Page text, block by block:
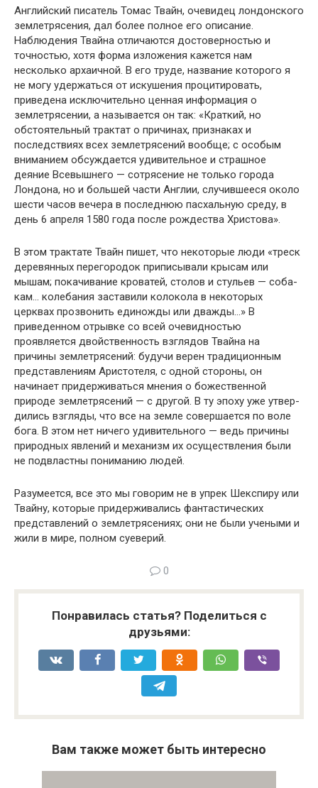
Английский писатель Томас Твайн, очевидец лондон­ского
землетрясения, дал более полное его описание.
Наблюдения Твайна отличаются достоверностью и
точно­стью, хотя форма изложения кажется нам
несколько архаичной. В его труде, название которого я
не могу удержаться от искушения процитировать,
приведена ис­ключительно ценная информация о
землетрясении, а на­зывается он так: «Краткий, но
обстоятельный трактат о причинах, признаках и
последствиях всех землетрясений вообще; с особым
вниманием обсуждается удивительное и страшное
деяние Всевышнего — сотрясение не только города
Лондона, но и большей части Англии, случившее­ся около
шести часов вечера в последнюю пасхальную среду, в
день 6 апреля 1580 года после рождества Христова».
В этом трактате Твайн пишет, что некоторые люди «треск
деревянных перегородок приписывали крысам или
мышам; покачивание кроватей, столов и стульев — соба­
кам… колебания заставили колокола в некоторых
церквах прозвонить единожды или дважды…» В
приведенном от­рывке со всей очевидностью
проявляется двойственность взглядов Твайна на
причины землетрясений: будучи верен традиционным
представлениям Аристотеля, с одной сто­роны, он
начинает придерживаться мнения о божественной
природе землетрясений — с другой. В ту эпоху уже утвер­
дились взгляды, что все на земле совершается по воле
бога. В этом нет ничего удивительного — ведь причины
природных явлений и механизм их осуществления были
не подвластны пониманию людей.
Разумеется, все это мы говорим не в упрек Шекспиру или
Твайну, которые придерживались фантастических
представлений о землетрясениях; они не были учеными и
жили в мире, полном суеверий.
0
Понравилась статья? Поделиться с
друзьями:
Вам также может быть интересно